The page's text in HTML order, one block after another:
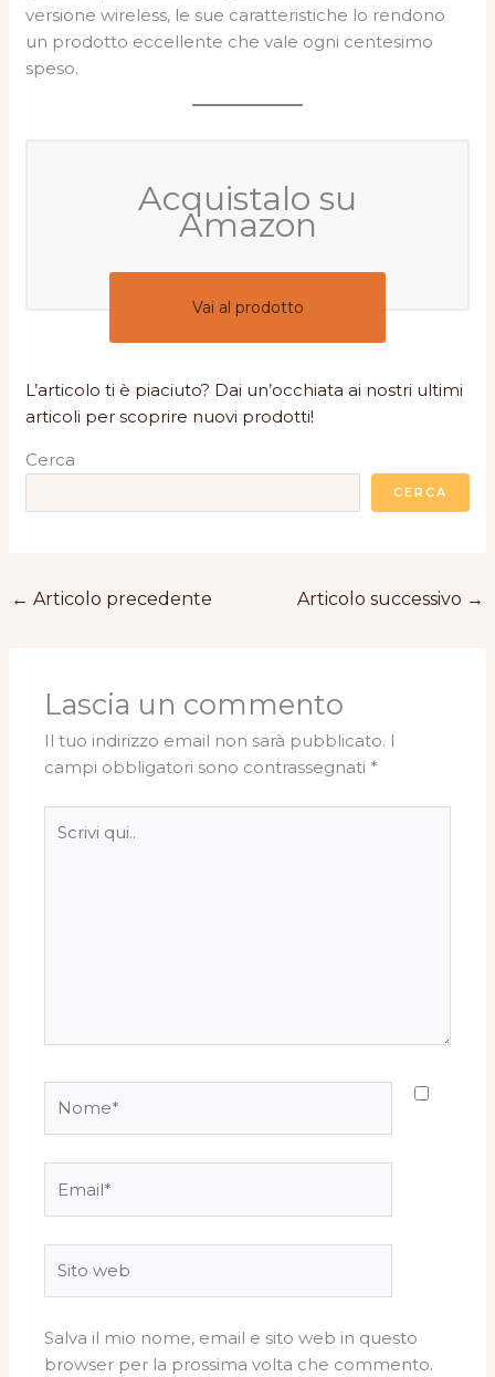
versione wireless, le sue caratteristiche lo rendono
un prodotto eccellente che vale ogni centesimo
speso.
Acquistalo su
Amazon
Vai al prodotto
L’articolo ti è piaciuto? Dai un’occhiata ai nostri ultimi
articoli per scoprire nuovi prodotti!
Cerca
CERCA
← Articolo precedente Articolo successivo →
Lascia un commento
Il tuo indirizzo email non sarà pubblicato. I
campi obbligatori sono contrassegnati *
qui..
web
Salva il mio nome, email e sito web in questo
browser per la prossima volta che commento.